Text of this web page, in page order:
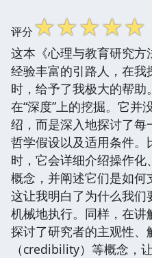
评分☆☆☆☆☆
这本《心理与教育研究
经验丰富的引路人，在
时，给予了我极大的帮
在“深度”上的挖掘。它并
绍，而是深入地探讨了每
哲学假设以及适用条件
时，它会详细介绍操作
概念，并阐述它们是如何
这让我明白了为什么我们
机械地执行。同样，在
探讨了研究者的主观性、
（credibility）等概念，